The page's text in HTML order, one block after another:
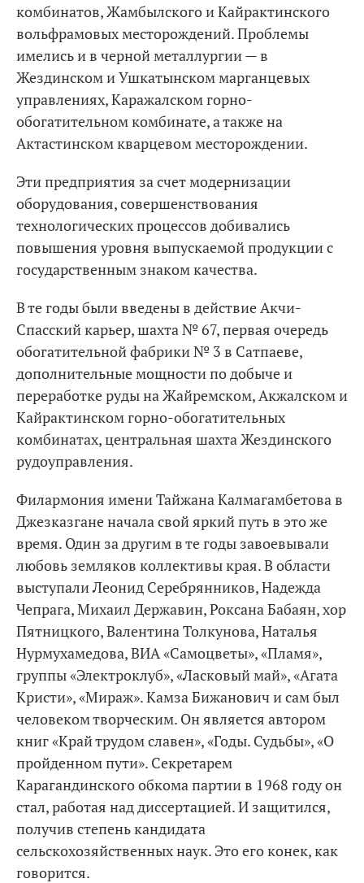
комбинатов, Жамбылского и Кайрактинского
вольфрамовых месторождений. Проблемы
имелись и в черной металлургии — в
Жездинском и Ушкатынском марганцевых
управлениях, Каражалском горно-
обогатительном комбинате, а также на
Актастинском кварцевом месторождении.
Эти предприятия за счет модернизации
оборудования, совершенствования
технологических процессов добивались
повышения уровня выпускаемой продукции с
государственным знаком качества.
В те годы были введены в действие Акчи-
Спасский карьер, шахта № 67, первая очередь
обогатительной фабрики № 3 в Сатпаеве,
дополнительные мощности по добыче и
переработке руды на Жайремском, Акжалском и
Кайрактинском горно-обогатительных
комбинатах, центральная шахта Жездинского
рудоуправления.
Филармония имени Тайжана Калмагамбетова в
Джезказгане начала свой яркий путь в это же
время. Один за другим в те годы завоевывали
любовь земляков коллективы края. В области
выступали Леонид Серебрянников, Надежда
Чепрага, Михаил Державин, Роксана Бабаян, хор
Пятницкого, Валентина Толкунова, Наталья
Нурмухамедова, ВИА «Самоцветы», «Пламя»,
группы «Электроклуб», «Ласковый май», «Агата
Кристи», «Мираж». Камза Бижанович и сам был
человеком творческим. Он является автором
книг «Край трудом славен», «Годы. Судьбы», «О
пройденном пути». Секретарем
Карагандинского обкома партии в 1968 году он
стал, работая над диссертацией. И защитился,
получив степень кандидата
сельскохозяйственных наук. Это его конек, как
говорится.